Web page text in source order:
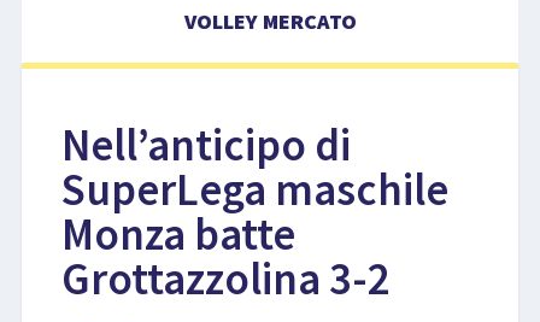
VOLLEY MERCATO
COMPETIZIONI
EVENTI
LIBRI
VOLLEY MERCATO
Nell’anticipo di
SuperLega maschile
Monza batte
Grottazzolina 3-2